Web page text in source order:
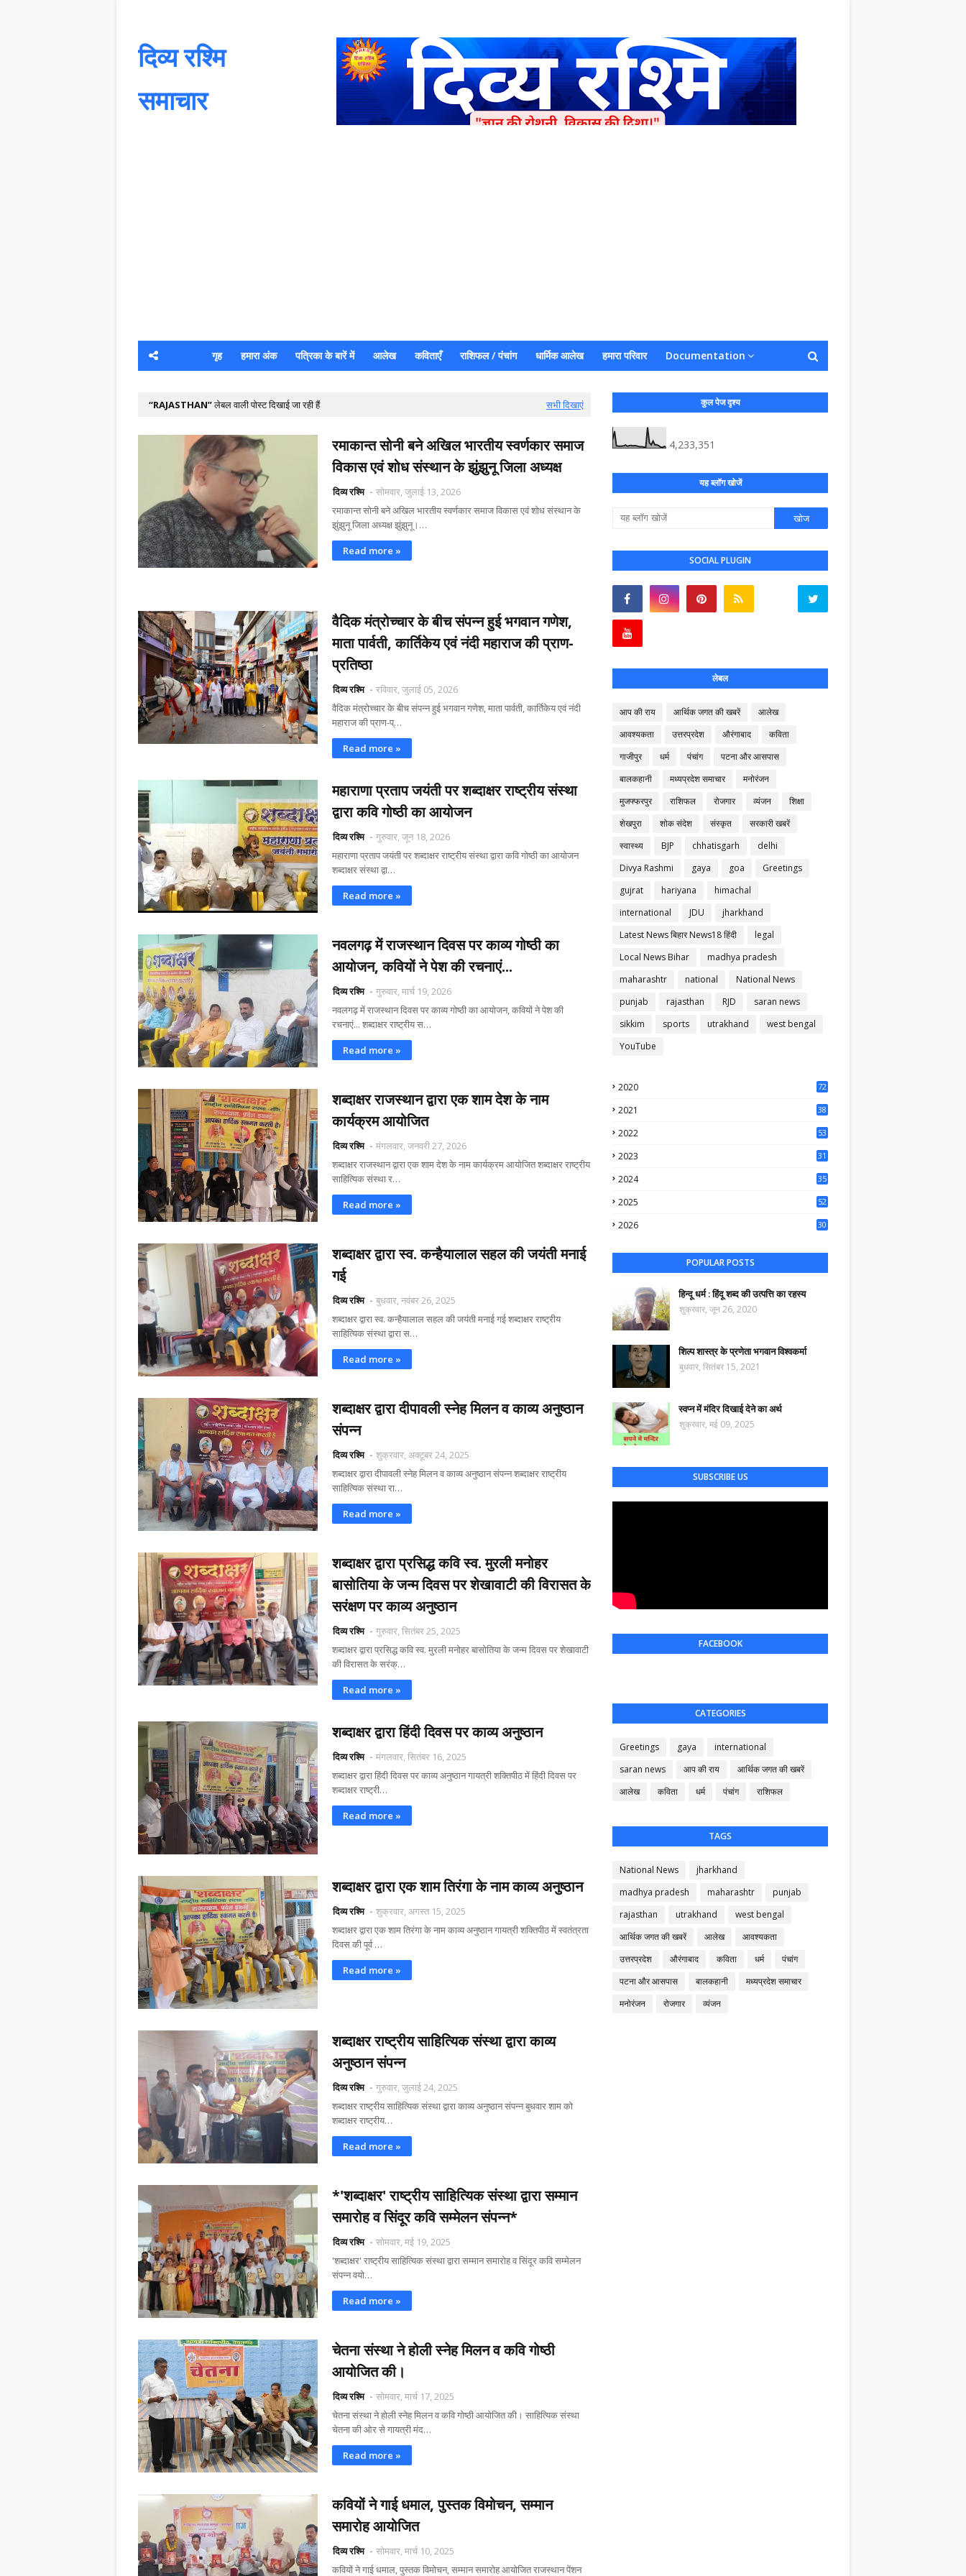
दिव्य रश्मि
समाचार
गृह हमारा अंक पत्रिका के बारें में आलेख कविताएँ राशिफल / पंचांग धार्मिक आलेख हमारा परिवार Documentation
RAJASTHAN लेबल वाली पोस्ट दिखाई जा रही हैं सभी दिखाएं
रमाकान्त सोनी बने अखिल भारतीय स्वर्णकार समाज
विकास एवं शोध संस्थान के झुंझुनू जिला अध्यक्ष
दिव्य रश्मि
सोमवार, जुलाई 13, 2026
रमाकान्त सोनी बने अखिल भारतीय स्वर्णकार समाज विकास एवं शोध संस्थान के
झुंझुनू जिला अध्यक्ष झुंझुनू।…
Read more »
वैदिक मंत्रोच्चार के बीच संपन्न हुई भगवान गणेश,
माता पार्वती, कार्तिकेय एवं नंदी महाराज की प्राण-
प्रतिष्ठा
दिव्य रश्मि
रविवार, जुलाई 05, 2026
वैदिक मंत्रोच्चार के बीच संपन्न हुई भगवान गणेश, माता पार्वती, कार्तिकेय एवं नंदी
महाराज की प्राण-प्…
Read more »
महाराणा प्रताप जयंती पर शब्दाक्षर राष्ट्रीय संस्था
द्वारा कवि गोष्ठी का आयोजन
दिव्य रश्मि
गुरुवार, जून 18, 2026
महाराणा प्रताप जयंती पर शब्दाक्षर राष्ट्रीय संस्था द्वारा कवि गोष्ठी का आयोजन
शब्दाक्षर संस्था द्वा…
Read more »
नवलगढ़ में राजस्थान दिवस पर काव्य गोष्ठी का
आयोजन, कवियों ने पेश की रचनाएं...
दिव्य रश्मि
गुरुवार, मार्च 19, 2026
नवलगढ़ में राजस्थान दिवस पर काव्य गोष्ठी का आयोजन, कवियों ने पेश की
रचनाएं... शब्दाक्षर राष्ट्रीय स…
Read more »
शब्दाक्षर राजस्थान द्वारा एक शाम देश के नाम
कार्यक्रम आयोजित
दिव्य रश्मि
मंगलवार, जनवरी 27, 2026
शब्दाक्षर राजस्थान द्वारा एक शाम देश के नाम कार्यक्रम आयोजित शब्दाक्षर राष्ट्रीय
साहित्यिक संस्था र…
Read more »
शब्दाक्षर द्वारा स्व. कन्हैयालाल सहल की जयंती मनाई
गई
दिव्य रश्मि
बुधवार, नवंबर 26, 2025
शब्दाक्षर द्वारा स्व. कन्हैयालाल सहल की जयंती मनाई गई शब्दाक्षर राष्ट्रीय
साहित्यिक संस्था द्वारा स…
Read more »
शब्दाक्षर द्वारा दीपावली स्नेह मिलन व काव्य अनुष्ठान
संपन्न
दिव्य रश्मि
शुक्रवार, अक्टूबर 24, 2025
शब्दाक्षर द्वारा दीपावली स्नेह मिलन व काव्य अनुष्ठान संपन्न शब्दाक्षर राष्ट्रीय
साहित्यिक संस्था रा…
Read more »
शब्दाक्षर द्वारा प्रसिद्ध कवि स्व. मुरली मनोहर
बासोतिया के जन्म दिवस पर शेखावाटी की विरासत के
सरंक्षण पर काव्य अनुष्ठान
दिव्य रश्मि
गुरुवार, सितंबर 25, 2025
शब्दाक्षर द्वारा प्रसिद्ध कवि स्व. मुरली मनोहर बासोतिया के जन्म दिवस पर शेखावाटी
की विरासत के सरंक्…
Read more »
शब्दाक्षर द्वारा हिंदी दिवस पर काव्य अनुष्ठान
दिव्य रश्मि
मंगलवार, सितंबर 16, 2025
शब्दाक्षर द्वारा हिंदी दिवस पर काव्य अनुष्ठान गायत्री शक्तिपीठ में हिंदी दिवस पर
शब्दाक्षर राष्ट्री…
Read more »
शब्दाक्षर द्वारा एक शाम तिरंगा के नाम काव्य अनुष्ठान
दिव्य रश्मि
शुक्रवार, अगस्त 15, 2025
शब्दाक्षर द्वारा एक शाम तिरंगा के नाम काव्य अनुष्ठान गायत्री शक्तिपीठ में स्वतंत्रता
दिवस की पूर्व …
Read more »
शब्दाक्षर राष्ट्रीय साहित्यिक संस्था द्वारा काव्य
अनुष्ठान संपन्न
दिव्य रश्मि
गुरुवार, जुलाई 24, 2025
शब्दाक्षर राष्ट्रीय साहित्यिक संस्था द्वारा काव्य अनुष्ठान संपन्न बुधवार शाम को
शब्दाक्षर राष्ट्रीय…
Read more »
*'शब्दाक्षर' राष्ट्रीय साहित्यिक संस्था द्वारा सम्मान
समारोह व सिंदूर कवि सम्मेलन संपन्न*
दिव्य रश्मि
सोमवार, मई 19, 2025
'शब्दाक्षर' राष्ट्रीय साहित्यिक संस्था द्वारा सम्मान समारोह व सिंदूर कवि सम्मेलन
संपन्न वयो…
Read more »
चेतना संस्था ने होली स्नेह मिलन व कवि गोष्ठी
आयोजित की।
दिव्य रश्मि
सोमवार, मार्च 17, 2025
चेतना संस्था ने होली स्नेह मिलन व कवि गोष्ठी आयोजित की। साहित्यिक संस्था
चेतना की ओर से गायत्री मंद…
Read more »
कवियों ने गाई धमाल, पुस्तक विमोचन, सम्मान
समारोह आयोजित
दिव्य रश्मि
सोमवार, मार्च 10, 2025
कवियों ने गाई धमाल, पुस्तक विमोचन, सम्मान समारोह आयोजित राजस्थान पेंशन
कुल पेज दृश्य
4,233,351
यह ब्लॉग खोजें
SOCIAL PLUGIN
लेबल
आप की राय आर्थिक जगत की खबरें
आलेख
आवश्यकता
उत्तरप्रदेश औरंगाबाद
कविता
गाजीपुर
धर्म पंचांग
पटना और आसपास
बालकहानी
मध्यप्रदेश समाचार
मनोरंजन
मुजफ्फरपुर
राशिफल रोजगार व्यंजन
शिक्षा
शेखपुरा
शोक संदेश संस्कृत
सरकारी खबरें
स्वास्थ्य
BJP chhatisgarh
delhi
Divya Rashmi
gaya goa
Greetings
gujrat
hariyana
himachal
international
JDU
jharkhand
Latest News बिहार News18 हिंदी
legal
Local News Bihar
madhya pradesh
maharashtr
national
National News
punjab
rajasthan RJD
saran news
sikkim
sports utrakhand
west bengal
YouTube
2020
72
2021
38
2022
53
2023
31
2024
35
2025
52
2026
30
POPULAR POSTS
हिन्दू धर्म : हिंदू शब्द की उत्पत्ति का रहस्य
शुक्रवार, जून 26, 2020
शिल्प शास्त्र के प्रणेता भगवान विश्वकर्मा
बुधवार, सितंबर 15, 2021
स्वप्न में मंदिर दिखाई देने का अर्थ
शुक्रवार, मई 09, 2025
SUBSCRIBE US
FACEBOOK
CATEGORIES
Greetings gaya
international
saran news
आप की राय
आर्थिक जगत की खबरें
आलेख
कविता धर्म पंचांग राशिफल
TAGS
National News
jharkhand
madhya pradesh
maharashtr
punjab
rajasthan
utrakhand
west bengal
आर्थिक जगत की खबरें
आलेख
आवश्यकता
उत्तरप्रदेश
औरंगाबाद कविता धर्म
पंचांग
पटना और आसपास
बालकहानी
मध्यप्रदेश समाचार
मनोरंजन
रोजगार व्यंजन